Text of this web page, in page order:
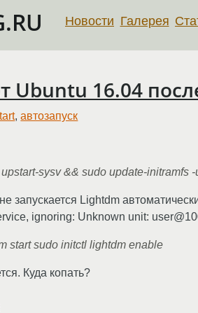
Новости Галерея
Ubuntu 16.04
,автозапуск
sysv && sudo update-initramfs -
запускается Lightdm
ignoring: Unknown unit:
start sudo initctl lightdm enable
Куда копать?